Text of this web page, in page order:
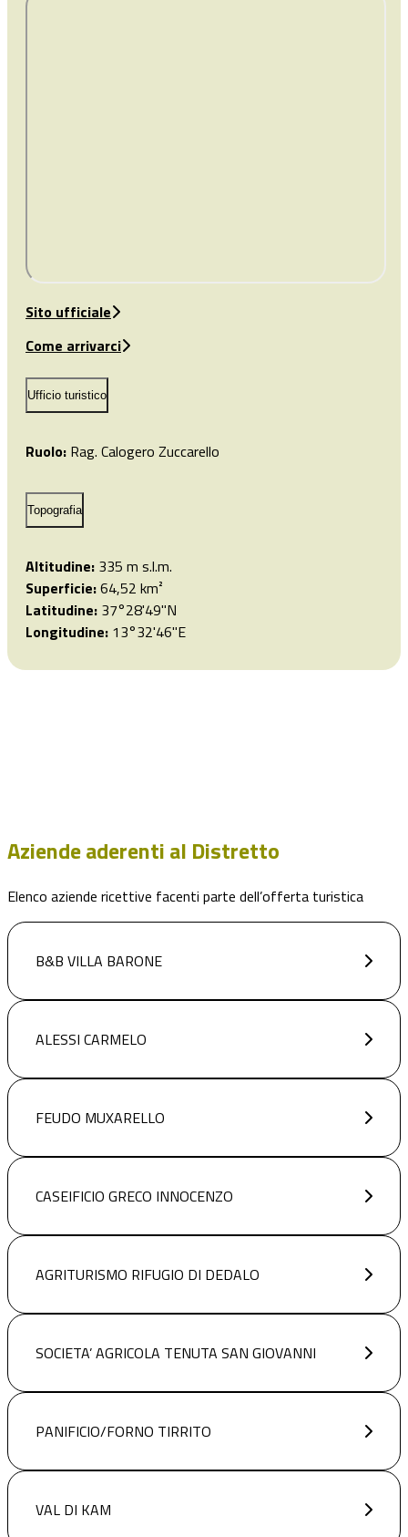
Sito ufficiale
Come arrivarci
Ufficio turistico
Ruolo: Rag. Calogero Zuccarello
Topografia
Altitudine: 335 m s.l.m.
Superficie:64,52 km²
Latitudine: 37°28'49"N
Longitudine: 13°32'46"E
Aziende aderenti al Distretto
Elenco aziende ricettive facenti parte dell’offerta turistica
B&B VILLA BARONE
ALESSI CARMELO
FEUDO MUXARELLO
CASEIFICIO GRECO INNOCENZO
AGRITURISMO RIFUGIO DI DEDALO
SOCIETA’ AGRICOLA TENUTA SAN GIOVANNI
PANIFICIO/FORNO TIRRITO
VAL DI KAM